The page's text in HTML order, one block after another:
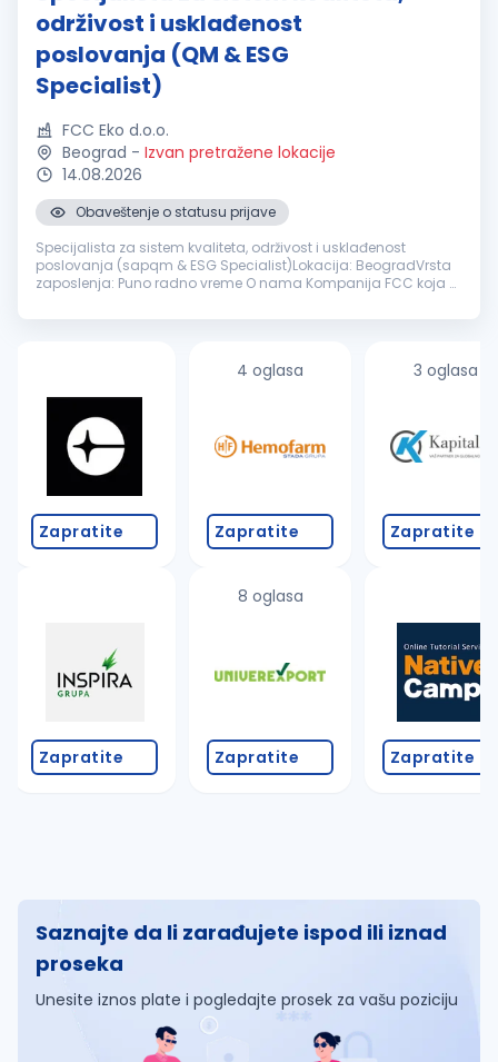
održivost i usklađenost
poslovanja (QM & ESG
Specialist)
FCC Eko d.o.o.
Beograd - Izvan pretražene lokacije
14.08.2026
Obaveštenje o statusu prijave
Specijalista za sistem kvaliteta, održivost i usklađenost
poslovanja (sapqm & ESG Specialist)Lokacija: BeogradVrsta
zaposlenja: Puno radno vreme O nama Kompanija FCC koja u
za komunalni...
Zapratite
Zapratite
4 oglasa
Zapratite
8 oglasa
Zapratite
3 oglasa
Zapratite
Zapratite
Saznajte da li zarađujete ispod ili iznad
proseka
Unesite iznos plate i pogledajte prosek za vašu poziciju